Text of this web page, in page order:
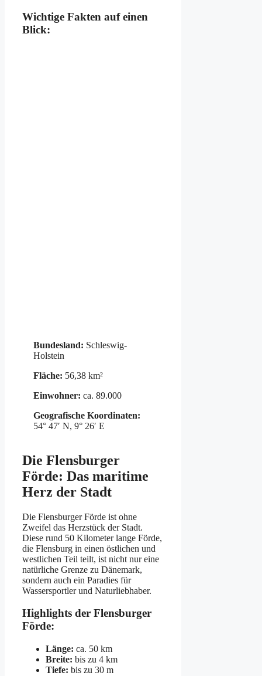
Wichtige Fakten auf einen
Blick:
Bundesland: Schleswig-
Holstein
Fläche: 56,38 km²
Einwohner: ca. 89.000
Geografische Koordinaten:
54° 47′ N, 9° 26′ E
Die Flensburger
Förde: Das maritime
Herz der Stadt
Die Flensburger Förde ist ohne
Zweifel das Herzstück der Stadt.
Diese rund 50 Kilometer lange Förde,
die Flensburg in einen östlichen und
westlichen Teil teilt, ist nicht nur eine
natürliche Grenze zu Dänemark,
sondern auch ein Paradies für
Wassersportler und Naturliebhaber.
Highlights der Flensburger
Förde:
Länge: ca. 50 km
Breite: bis zu 4 km
Tiefe: bis zu 30 m